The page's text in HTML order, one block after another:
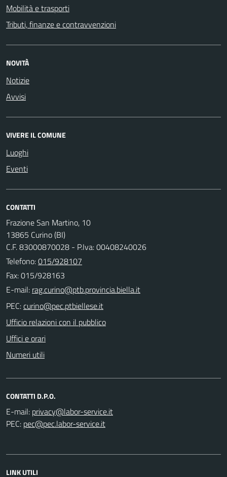
Mobilità e trasporti
Tributi, finanze e contravvenzioni
NOVITÀ
Notizie
Avvisi
VIVERE IL COMUNE
Luoghi
Eventi
CONTATTI
Frazione San Martino, 10
13865 Curino (BI)
C.F. 83000870028 - P.Iva: 00408240026
Telefono:015/928107
Fax: 015/928163
E-mail:
PEC:
Ufficio relazioni con il pubblico
Uffici e orari
Numeri utili
CONTATTI D.P.O.
E-mail:
PEC:
LINK UTILI